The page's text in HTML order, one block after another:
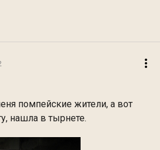
помпейские жители, а вот
нашла в тырнете.